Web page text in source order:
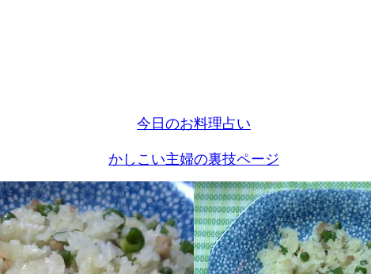
今日のお料理占い
かしこい主婦の裏技ページ